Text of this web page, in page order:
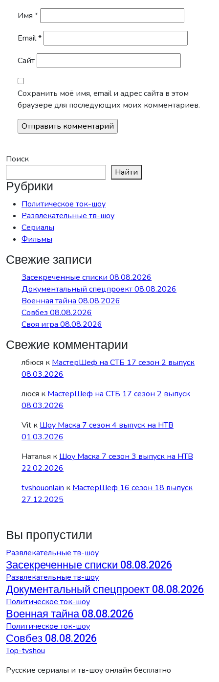
Имя *
Email*
Сайт
Сохранить моё имя, email и адрес сайта в этом
браузере для последующих моих комментариев.
Поиск
Найти
Рубрики
Политическое ток-шоу
Развлекательные тв-шоу
Сериалы
Фильмы
Свежие записи
Засекреченные списки 08.08.2026
Документальный спецпроект 08.08.2026
Военная тайна 08.08.2026
Совбез 08.08.2026
Своя игра 08.08.2026
Свежие комментарии
лбюся к МастерШеф на СТБ 17 сезон 2 выпуск
08.03.2026
люся к МастерШеф на СТБ 17 сезон 2 выпуск
08.03.2026
Vit к Шоу Маска 7 сезон 4 выпуск на НТВ
01.03.2026
Наталья к Шоу Маска 7 сезон 3 выпуск на НТВ
22.02.2026
tvshouonlain к МастерШеф 16 сезон 18 выпуск
27.12.2025
Вы пропустили
Развлекательные тв-шоу
Засекреченные списки 08.08.2026
Развлекательные тв-шоу
Документальный спецпроект 08.08.2026
Политическое ток-шоу
Военная тайна 08.08.2026
Политическое ток-шоу
Совбез 08.08.2026
Top-tvshou
Русские сериалы и тв-шоу онлайн бесплатно